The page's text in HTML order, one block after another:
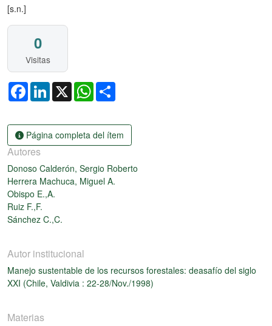
[s.n.]
0
Visitas
FacebookLinkedIn
X WhatsApp
Página completa del ítem
Autores
Donoso Calderón, Sergio Roberto
Herrera Machuca, Miguel A.
Obispo E.,A.
Ruiz F.,F.
Sánchez C.,C.
Autor institucional
Manejo sustentable de los recursos forestales: deasafío del siglo
XXI (Chile, Valdivia : 22-28/Nov./1998)
Materias